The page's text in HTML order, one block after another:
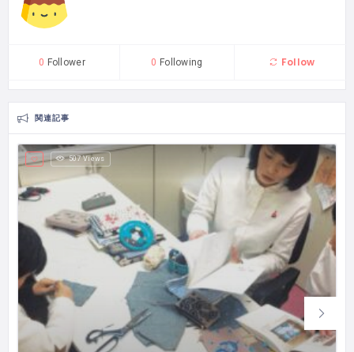
0 Follower 0 Following Follow
関連記事
507 Views